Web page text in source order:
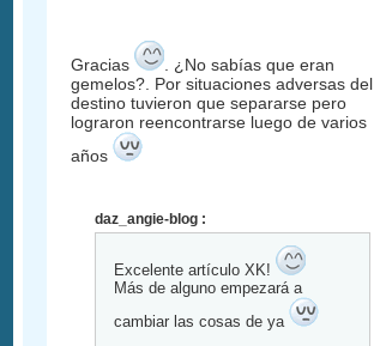
Gracias
. ¿No sabías que eran
gemelos?. Por situaciones adversas del
destino tuvieron que separarse pero
lograron reencontrarse luego de varios
años
daz_angie-blog :
Excelente artículo XK!
Más de alguno empezará a
cambiar las cosas de ya